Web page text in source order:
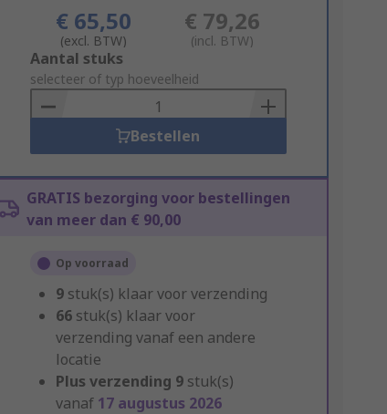
€ 65,50
(excl. BTW)
€ 79,26
(incl. BTW)
Add
to
Basket
Aantal stuks
selecteer of typ hoeveelheid
Bestellen
GRATIS bezorging voor bestellingen
van meer dan € 90,00
Op voorraad
9 stuk(s) klaar voor verzending
66 stuk(s) klaar voor
verzending vanaf een andere
locatie
Plus verzending 9 stuk(s)
vanaf 17 augustus 2026